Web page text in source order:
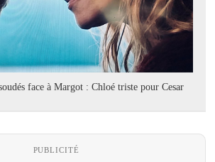
face à Margot : Chloé triste pour Cesar
PUBLICITÉ